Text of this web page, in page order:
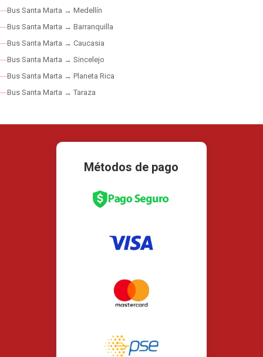
Bus Santa Marta → Medellín
Bus Santa Marta → Barranquilla
Bus Santa Marta → Caucasia
Bus Santa Marta → Sincelejo
Bus Santa Marta → Planeta Rica
Bus Santa Marta → Taraza
Métodos de pago